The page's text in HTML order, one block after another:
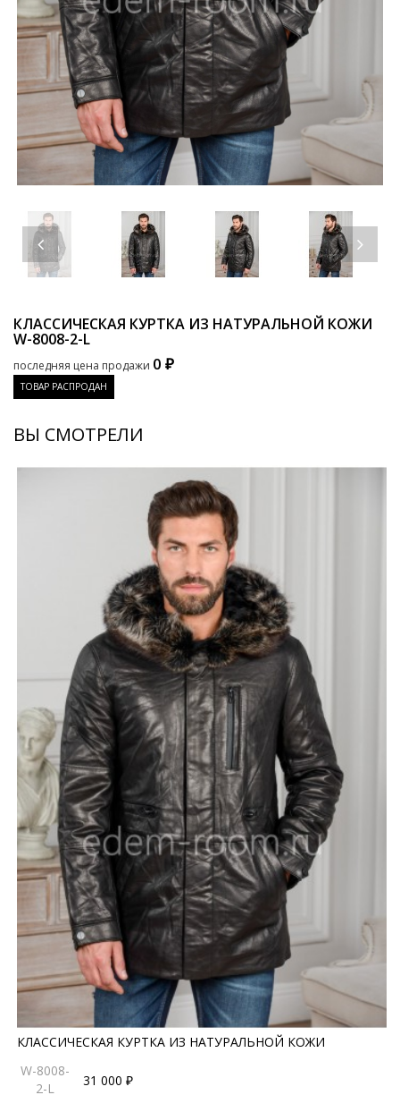
КЛАССИЧЕСКАЯ КУРТКА ИЗ НАТУРАЛЬНОЙ КОЖИ
W-8008-2-L
последняя цена продажи 0 ₽
ТОВАР РАСПРОДАН
ВЫ СМОТРЕЛИ
КЛАССИЧЕСКАЯ КУРТКА ИЗ НАТУРАЛЬНОЙ КОЖИ
W-8008-
2-L
31 000 ₽